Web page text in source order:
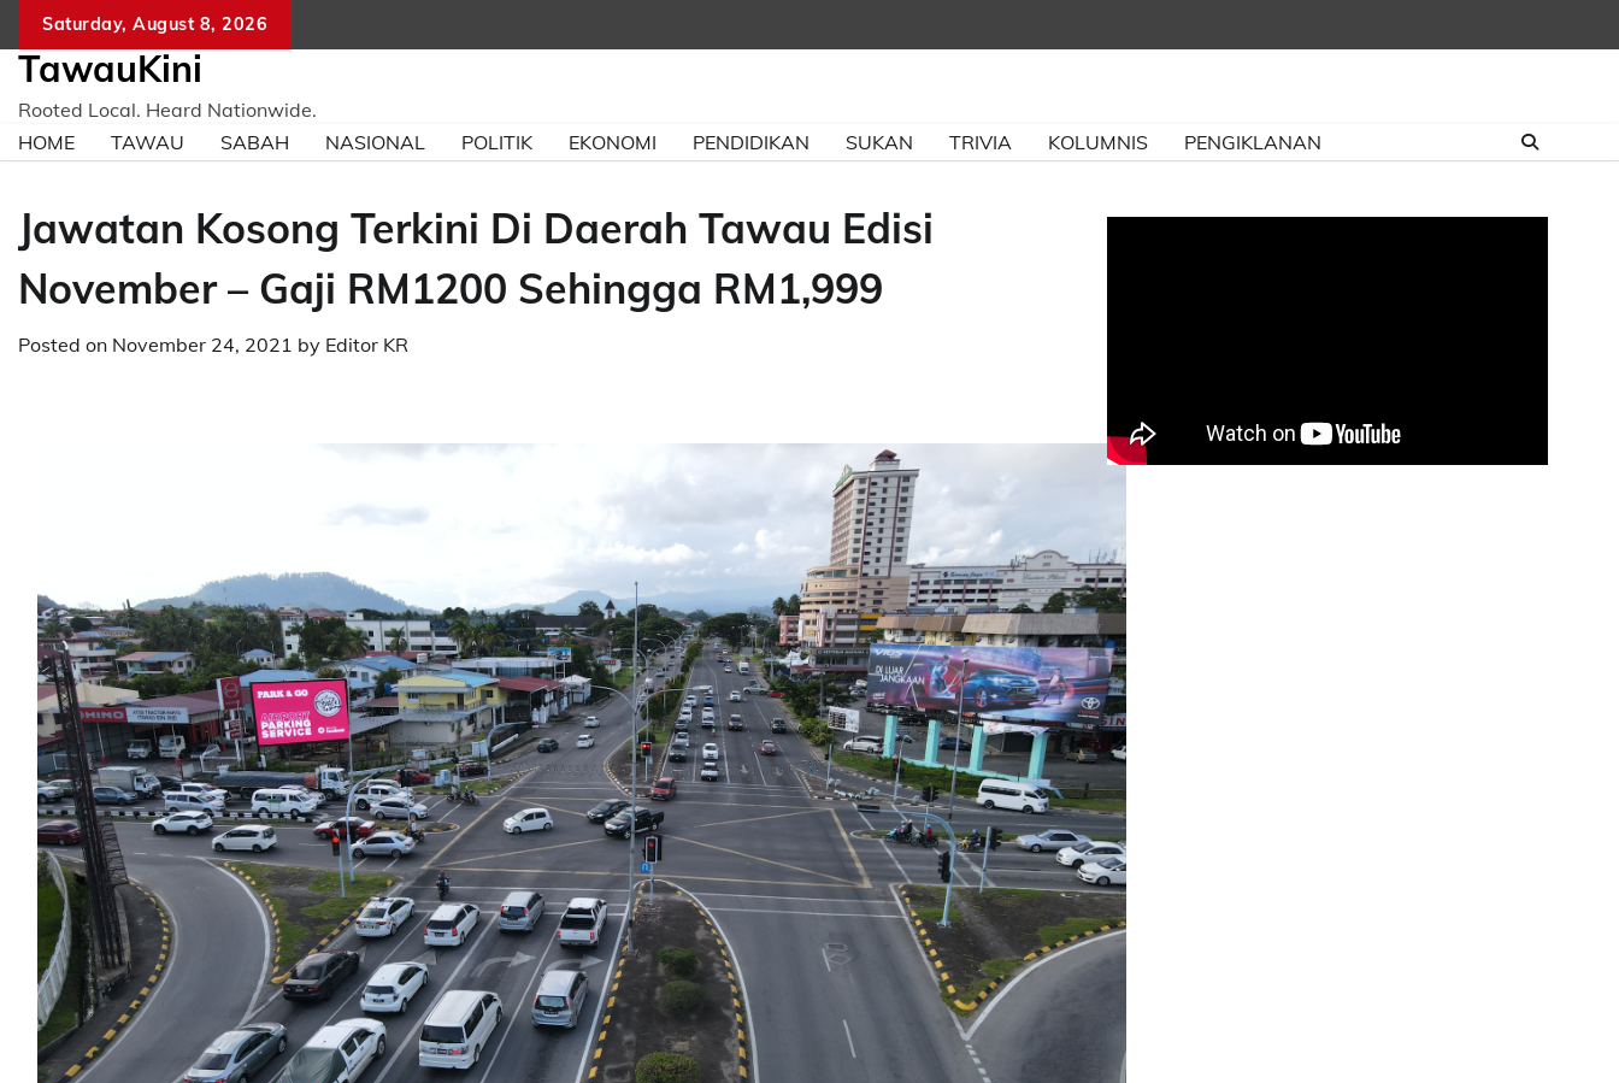
content
Saturday, August 8, 2026
TawauKini
Rooted Local. Heard Nationwide.
HOME
TAWAU SABAH NASIONAL POLITIK EKONOMI PENDIDIKAN SUKAN TRIVIA KOLUMNIS PENGIKLANAN
Jawatan Kosong Terkini Di Daerah Tawau Edisi
November – Gaji RM1200 Sehingga RM1,999
Posted on November 24, 2021 by Editor KR